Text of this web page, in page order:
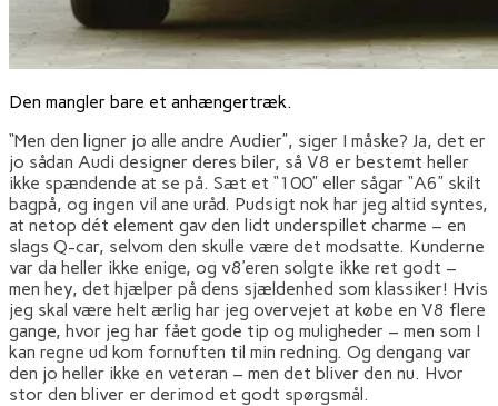
Den mangler bare et anhængertræk.
“Men den ligner jo alle andre Audier”, siger I måske? Ja, det er
jo sådan Audi designer deres biler, så V8 er bestemt heller
ikke spændende at se på. Sæt et “100” eller sågar “A6” skilt
bagpå, og ingen vil ane uråd. Pudsigt nok har jeg altid syntes,
at netop dét element gav den lidt underspillet charme – en
slags Q-car, selvom den skulle være det modsatte. Kunderne
var da heller ikke enige, og v8’eren solgte ikke ret godt –
men hey, det hjælper på dens sjældenhed som klassiker! Hvis
jeg skal være helt ærlig har jeg overvejet at købe en V8 flere
gange, hvor jeg har fået gode tip og muligheder – men som I
kan regne ud kom fornuften til min redning. Og dengang var
den jo heller ikke en veteran – men det bliver den nu. Hvor
stor den bliver er derimod et godt spørgsmål.